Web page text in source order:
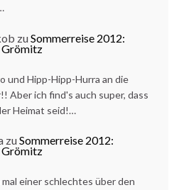
zuSommerreise 2012:
Grömitz
und Hipp-Hipp-Hurra an die
Aber ich find's auch super, dass
Heimat seid!…
zuSommerreise 2012:
Grömitz
mal einer schlechtes über den